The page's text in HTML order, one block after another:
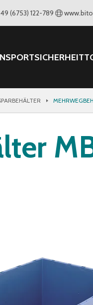
(6753) 122-789
SICHERHEIT